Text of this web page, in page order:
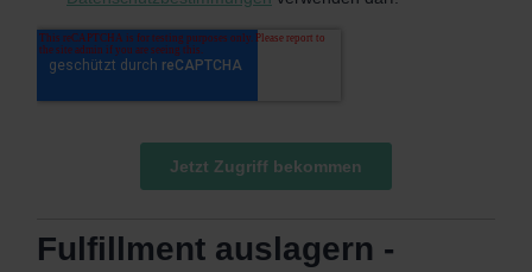
Fulfillment auslagern -